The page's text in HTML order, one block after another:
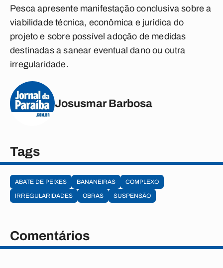
Pesca apresente manifestação conclusiva sobre a
viabilidade técnica, econômica e jurídica do
projeto e sobre possível adoção de medidas
destinadas a sanear eventual dano ou outra
irregularidade.
Josusmar Barbosa
Tags
ABATE DE PEIXES BANANEIRAS
COMPLEXO
IRREGULARIDADES
OBRAS SUSPENSÃO
Comentários